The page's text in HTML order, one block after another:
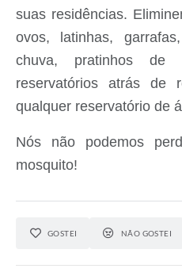
suas residências.
ovos, latinhas,
chuva, pratinhos de
reservatórios atrás de
qualquer reservatório de
Nós não podemos
mosquito!
GOSTEI NÃO GOSTEI